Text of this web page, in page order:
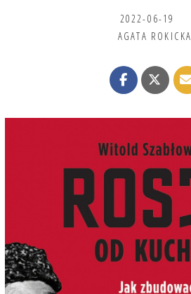
2022-06-19
AGATA ROKICKA